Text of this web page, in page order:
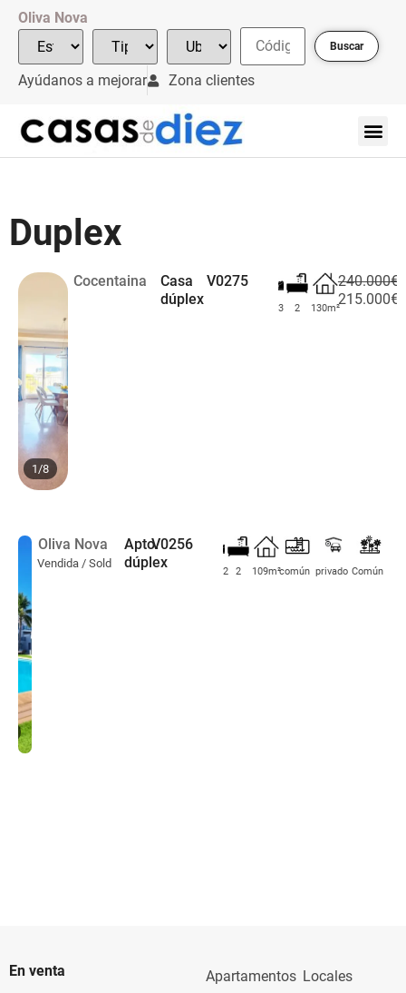
Oliva Nova
Buscar
Ayúdanos a mejorar Zona clientes
Duplex
1/8
Cocentaina
Casa
dúplex
V0275
3 2 130m²
240.000€
215.000€
Vendida / Sold
Oliva Nova
Apto.
dúplex
V0256
2 2 109m²común privado Común
En venta
Apartamentos Locales